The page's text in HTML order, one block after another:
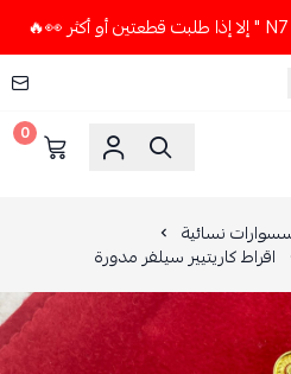
0
نسائية
اقراط كاريتيير سيلفر مدورة